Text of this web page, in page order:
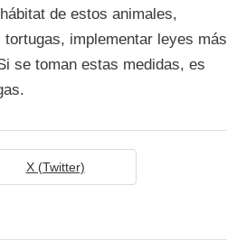
de estos animales,
implementar leyes más
se toman estas medidas, es
X (Twitter)